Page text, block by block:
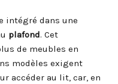
intégré dans une
plafond. Cet
de meubles en
modèles exigent
accéder au lit, car, en